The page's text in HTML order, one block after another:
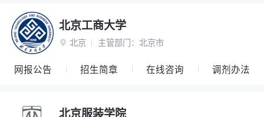
北京工商大学
 北京 主管部门： 北京市
网报公告 招生简章 在线咨询 调剂办法
北京服装学院